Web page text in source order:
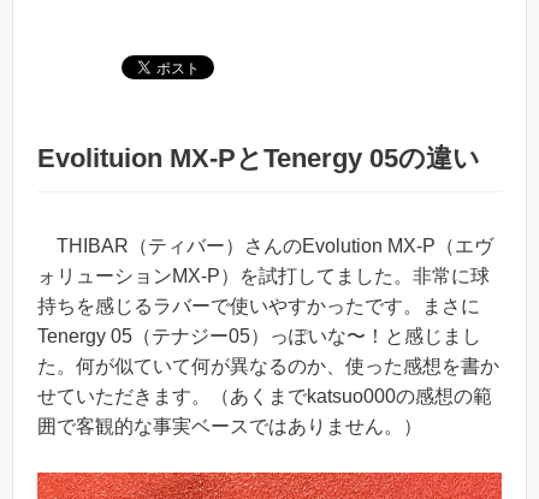
Evolituion MX-PとTenergy 05の違い
THIBAR（ティバー）さんのEvolution MX-P（エヴ
ォリューションMX-P）を試打してました。非常に球
持ちを感じるラバーで使いやすかったです。まさに
Tenergy 05（テナジー05）っぽいな〜！と感じまし
た。何が似ていて何が異なるのか、使った感想を書か
せていただきます。（あくまでkatsuo000の感想の範
囲で客観的な事実ベースではありません。）